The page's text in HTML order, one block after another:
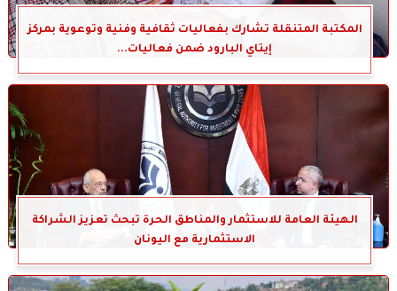
المكتبة المتنقلة تشارك بفعاليات ثقافية وفنية وتوعوية بمركز
إيتاي البارود ضمن فعاليات...
الهيئة العامة للاستثمار والمناطق الحرة تبحث تعزيز الشراكة
الاستثمارية مع اليونان